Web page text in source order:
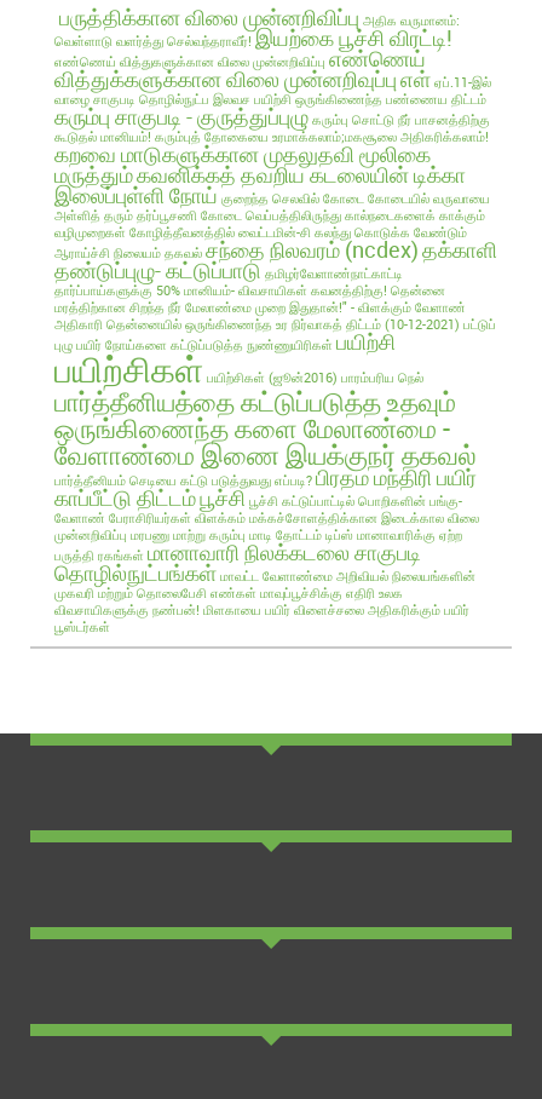
பருத்திக்கான விலை முன்னறிவிப்பு அதிக வருமானம்:
வெள்ளாடு வளர்த்து செல்வந்தராவீர்! இயற்கை பூச்சி விரட்டி!
எண்ணெய் வித்துகளுக்கான விலை முன்னறிவிப்பு எண்ணெய்
வித்துக்களுக்கான விலை முன்னறிவுப்புஎள் ஏப்.11-இல்
வாழை சாகுபடி தொழில்நுட்ப இலவச பயிற்சி ஒருங்கிணைந்த பண்ணைய திட்டம்
கரும்பு சாகுபடி - குருத்துப்புழு கரும்பு சொட்டு நீர் பாசனத்திற்கு
கூடுதல் மானியம்! கரும்புத் தோகையை உரமாக்கலாம்;மகசூலை அதிகரிக்கலாம்!
கறவை மாடுகளுக்கான முதலுதவி மூலிகை
மருத்தும்கவனிக்கத் தவறிய கடலையின் டிக்கா
இலைப்புள்ளி நோய் குறைந்த செலவில் கோடை கோடையில் வருவாயை
அள்ளித் தரும் தர்ப்பூசணி கோடை வெப்பத்திலிருந்து கால்நடைகளைக் காக்கும்
வழிமுறைகள் கோழித்தீவனத்தில் வைட்டமின்-சி கலந்து கொடுக்க வேண்டும்
ஆராய்ச்சி நிலையம் தகவல் சந்தை நிலவரம் (ncdex)தக்காளி
தண்டுப்புழு- கட்டுப்பாடு தமிழர்வேளாண்நாட்காட்டி
தார்ப்பாய்களுக்கு 50% மானியம்- விவசாயிகள் கவனத்திற்கு! தென்னை
மரத்திற்கான சிறந்த நீர் மேலாண்மை முறை இதுதான்!" - விளக்கும் வேளாண்
அதிகாரி தென்னையில் ஒருங்கிணைந்த உர நிர்வாகத் திட்டம் (10-12-2021) பட்டுப்
புழு பயிர் நோய்களை கட்டுப்படுத்த நுண்ணுயிரிகள் பயிற்சி
பயிற்சிகள் பயிற்சிகள் (ஜூன்2016) பாரம்பரிய நெல்
பார்த்தீனியத்தை கட்டுப்படுத்த உதவும்
ஒருங்கிணைந்த களை மேலாண்மை -
வேளாண்மை இணை இயக்குநர் தகவல்
பார்த்தீனியம் செடியை கட்டு படுத்துவது எப்படி? பிரதம மந்திரி பயிர்
காப்பீட்டு திட்டம்பூச்சி பூச்சி கட்டுப்பாட்டில் பொறிகளின் பங்கு-
வேளாண் பேராசிரியர்கள் விளக்கம் மக்கச்சோளத்திக்கான இடைக்கால விலை
முன்னறிவிப்பு மரபணு மாற்று கரும்பு மாடி தோட்டம் டிப்ஸ் மானாவாரிக்கு ஏற்ற
பருத்தி ரகங்கள் மானாவாரி நிலக்கடலை சாகுபடி
தொழில்நுட்பங்கள் மாவட்ட வேளாண்மை அறிவியல் நிலையங்களின்
முகவரி மற்றும் தொலைபேசி எண்கள் மாவுப்பூச்சிக்கு எதிரி உலக
விவசாயிகளுக்கு நண்பன்! மிளகாயை பயிர் விளைச்சலை அதிகரிக்கும் பயிர்
பூஸ்டர்கள்